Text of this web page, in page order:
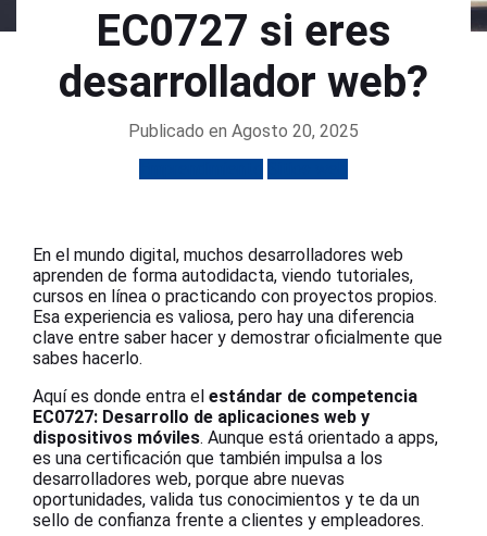
EC0727 si eres
desarrollador web?
Publicado en Agosto 20, 2025
En el mundo digital, muchos desarrolladores web
aprenden de forma autodidacta, viendo tutoriales,
cursos en línea o practicando con proyectos propios.
Esa experiencia es valiosa, pero hay una diferencia
clave entre saber hacer y demostrar oficialmente que
sabes hacerlo.
Aquí es donde entra el estándar de competencia
EC0727: Desarrollo de aplicaciones web y
dispositivos móviles. Aunque está orientado a apps,
es una certificación que también impulsa a los
desarrolladores web, porque abre nuevas
oportunidades, valida tus conocimientos y te da un
sello de confianza frente a clientes y empleadores.